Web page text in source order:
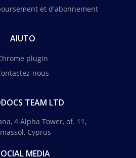
et d'abonnement
AIUTO
plugin
nous
TEAM LTD
4 Alpha Tower, of. 11,
Cyprus
MEDIA